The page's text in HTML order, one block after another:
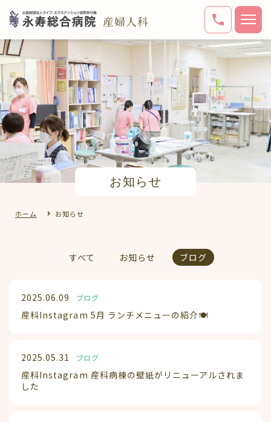
お知らせ
ホーム お知らせ
すべて お知らせ ブログ
2025.06.09 ブログ
産科Instagram 5月 ランチメニューの紹介🍽️
2025.05.31 ブログ
産科Instagram 産科病棟の壁紙がリニューアルされま
した